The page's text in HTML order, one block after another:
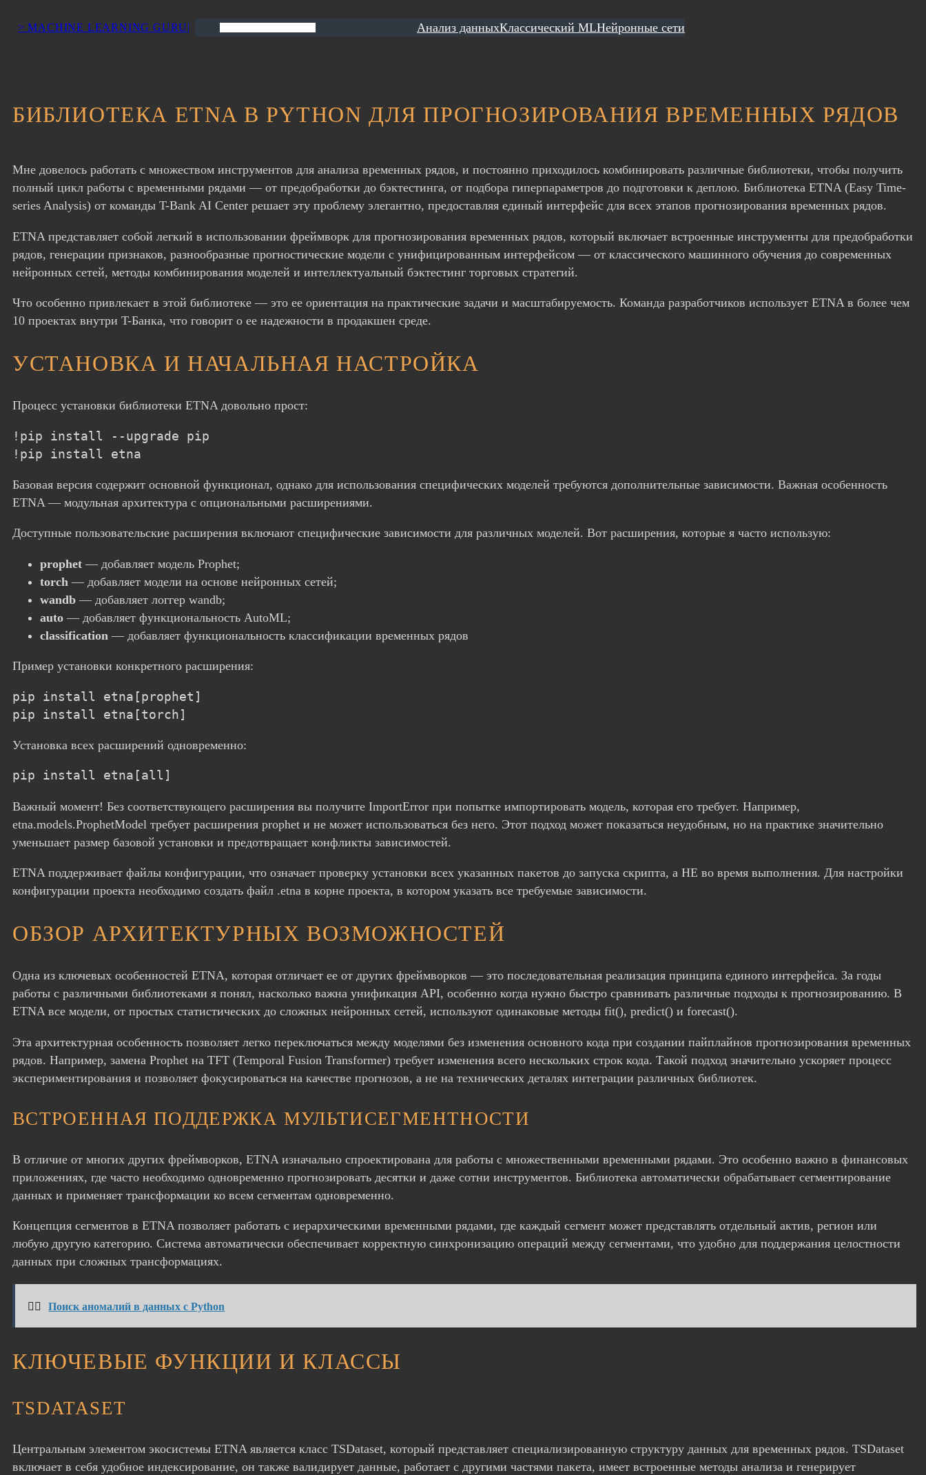
> MACHINE LEARNING GURU| Анализ данныхКлассический MLНейронные сети
БИБЛИОТЕКА ETNA В PYTHON ДЛЯ ПРОГНОЗИРОВАНИЯ ВРЕМЕННЫХ РЯДОВ
Мне довелось работать с множеством инструментов для анализа временных рядов, и постоянно приходилось комбинировать различные библиотеки, чтобы получить
полный цикл работы с временными рядами — от предобработки до бэктестинга, от подбора гиперпараметров до подготовки к деплою. Библиотека ETNA (Easy Time-
series Analysis) от команды T-Bank AI Center решает эту проблему элегантно, предоставляя единый интерфейс для всех этапов прогнозирования временных рядов.
ETNA представляет собой легкий в использовании фреймворк для прогнозирования временных рядов, который включает встроенные инструменты для предобработки
рядов, генерации признаков, разнообразные прогностические модели с унифицированным интерфейсом — от классического машинного обучения до современных
нейронных сетей, методы комбинирования моделей и интеллектуальный бэктестинг торговых стратегий.
Что особенно привлекает в этой библиотеке — это ее ориентация на практические задачи и масштабируемость. Команда разработчиков использует ETNA в более чем
10 проектах внутри T-Банка, что говорит о ее надежности в продакшен среде.
УСТАНОВКА И НАЧАЛЬНАЯ НАСТРОЙКА
Процесс установки библиотеки ETNA довольно прост:
!pip install --upgrade pip
!pip install etna
Базовая версия содержит основной функционал, однако для использования специфических моделей требуются дополнительные зависимости. Важная особенность
ETNA — модульная архитектура с опциональными расширениями.
Доступные пользовательские расширения включают специфические зависимости для различных моделей. Вот расширения, которые я часто использую:
prophet — добавляет модель Prophet;
torch — добавляет модели на основе нейронных сетей;
wandb — добавляет логгер wandb;
auto — добавляет функциональность AutoML;
classification — добавляет функциональность классификации временных рядов
Пример установки конкретного расширения:
pip install etna[prophet]
pip install etna[torch]
Установка всех расширений одновременно:
pip install etna[all]
Важный момент! Без соответствующего расширения вы получите ImportError при попытке импортировать модель, которая его требует. Например,
etna.models.ProphetModel требует расширения prophet и не может использоваться без него. Этот подход может показаться неудобным, но на практике значительно
уменьшает размер базовой установки и предотвращает конфликты зависимостей.
ETNA поддерживает файлы конфигурации, что означает проверку установки всех указанных пакетов до запуска скрипта, а НЕ во время выполнения. Для настройки
конфигурации проекта необходимо создать файл .etna в корне проекта, в котором указать все требуемые зависимости.
ОБЗОР АРХИТЕКТУРНЫХ ВОЗМОЖНОСТЕЙ
Одна из ключевых особенностей ETNA, которая отличает ее от других фреймворков — это последовательная реализация принципа единого интерфейса. За годы
работы с различными библиотеками я понял, насколько важна унификация API, особенно когда нужно быстро сравнивать различные подходы к прогнозированию. В
ETNA все модели, от простых статистических до сложных нейронных сетей, используют одинаковые методы fit(), predict() и forecast().
Эта архитектурная особенность позволяет легко переключаться между моделями без изменения основного кода при создании пайплайнов прогнозирования временных
рядов. Например, замена Prophet на TFT (Temporal Fusion Transformer) требует изменения всего нескольких строк кода. Такой подход значительно ускоряет процесс
экспериментирования и позволяет фокусироваться на качестве прогнозов, а не на технических деталях интеграции различных библиотек.
ВСТРОЕННАЯ ПОДДЕРЖКА МУЛЬТИСЕГМЕНТНОСТИ
В отличие от многих других фреймворков, ETNA изначально спроектирована для работы с множественными временными рядами. Это особенно важно в финансовых
приложениях, где часто необходимо одновременно прогнозировать десятки и даже сотни инструментов. Библиотека автоматически обрабатывает сегментирование
данных и применяет трансформации ко всем сегментам одновременно.
Концепция сегментов в ETNA позволяет работать с иерархическими временными рядами, где каждый сегмент может представлять отдельный актив, регион или
любую другую категорию. Система автоматически обеспечивает корректную синхронизацию операций между сегментами, что удобно для поддержания целостности
данных при сложных трансформациях.
👉🏻 Поиск аномалий в данных с Python
КЛЮЧЕВЫЕ ФУНКЦИИ И КЛАССЫ
TSDATASET
Центральным элементом экосистемы ETNA является класс TSDataset, который представляет специализированную структуру данных для временных рядов. TSDataset
включает в себя удобное индексирование, он также валидирует данные, работает с другими частями пакета, имеет встроенные методы анализа и генерирует